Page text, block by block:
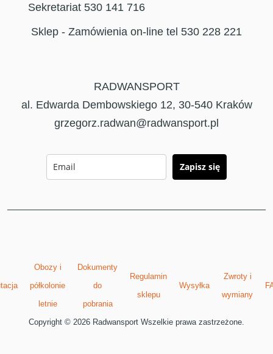
Sekretariat 530 141 716
Sklep - Zamówienia on-line tel 530 228 221
RADWANSPORT
al. Edwarda Dembowskiego 12, 30-540 Kraków
grzegorz.radwan@radwansport.pl
Zapisz się
Obozy i
półkolonie
letnie
Dokumenty
do
pobrania
Regulamin
sklepu
Wysyłka
Zwroty i
wymiany
Copyright © 2026 Radwansport Wszelkie prawa zastrzeżone.